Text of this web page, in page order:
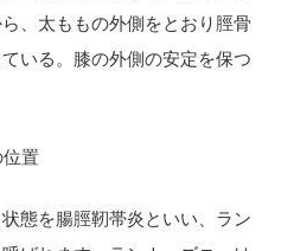
、太ももの外側をとおり脛骨
いる。膝の外側の安定を保つ
態を腸脛靭帯炎といい、 ラン